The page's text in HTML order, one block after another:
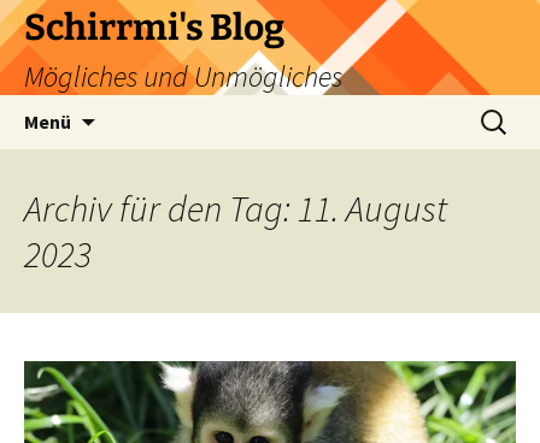
Zum
Inhalt
springen
Schirrmi's Blog
Mögliches und Unmögliches
Menü
Suchen
nach:
Archiv für den Tag: 11. August
2023